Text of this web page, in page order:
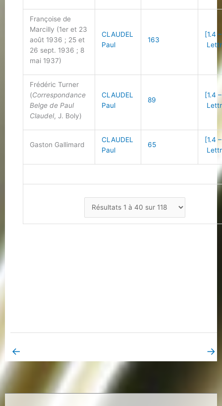
Françoise de
Marcilly (1er et 23
août 1936 ; 25 et
26 sept. 1936 ; 8
mai 1937)
CLAUDEL
Paul
163
[1.4 –
Frédéric Turner
(Correspondance
Belge de Paul
Claudel, J. Boly)
CLAUDEL
Paul
89
[1.4 –
Gaston Gallimard
CLAUDEL
Paul
65
[1.4 –
← →